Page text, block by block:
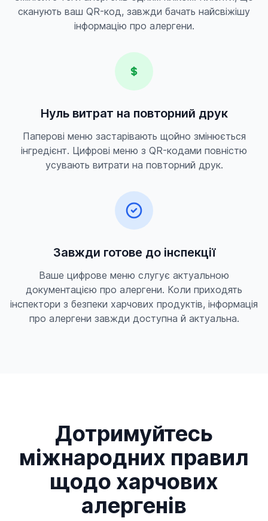
сканують ваш QR-код, завжди бачать найсвіжішу
інформацію про алергени.
Нуль витрат на повторний друк
Паперові меню застарівають щойно змінюється
інгредієнт. Цифрові меню з QR-кодами повністю
усувають витрати на повторний друк.
Завжди готове до інспекції
Ваше цифрове меню слугує актуальною
документацією про алергени. Коли приходять
інспектори з безпеки харчових продуктів, інформація
про алергени завжди доступна й актуальна.
Дотримуйтесь
міжнародних правил
щодо харчових
алергенів